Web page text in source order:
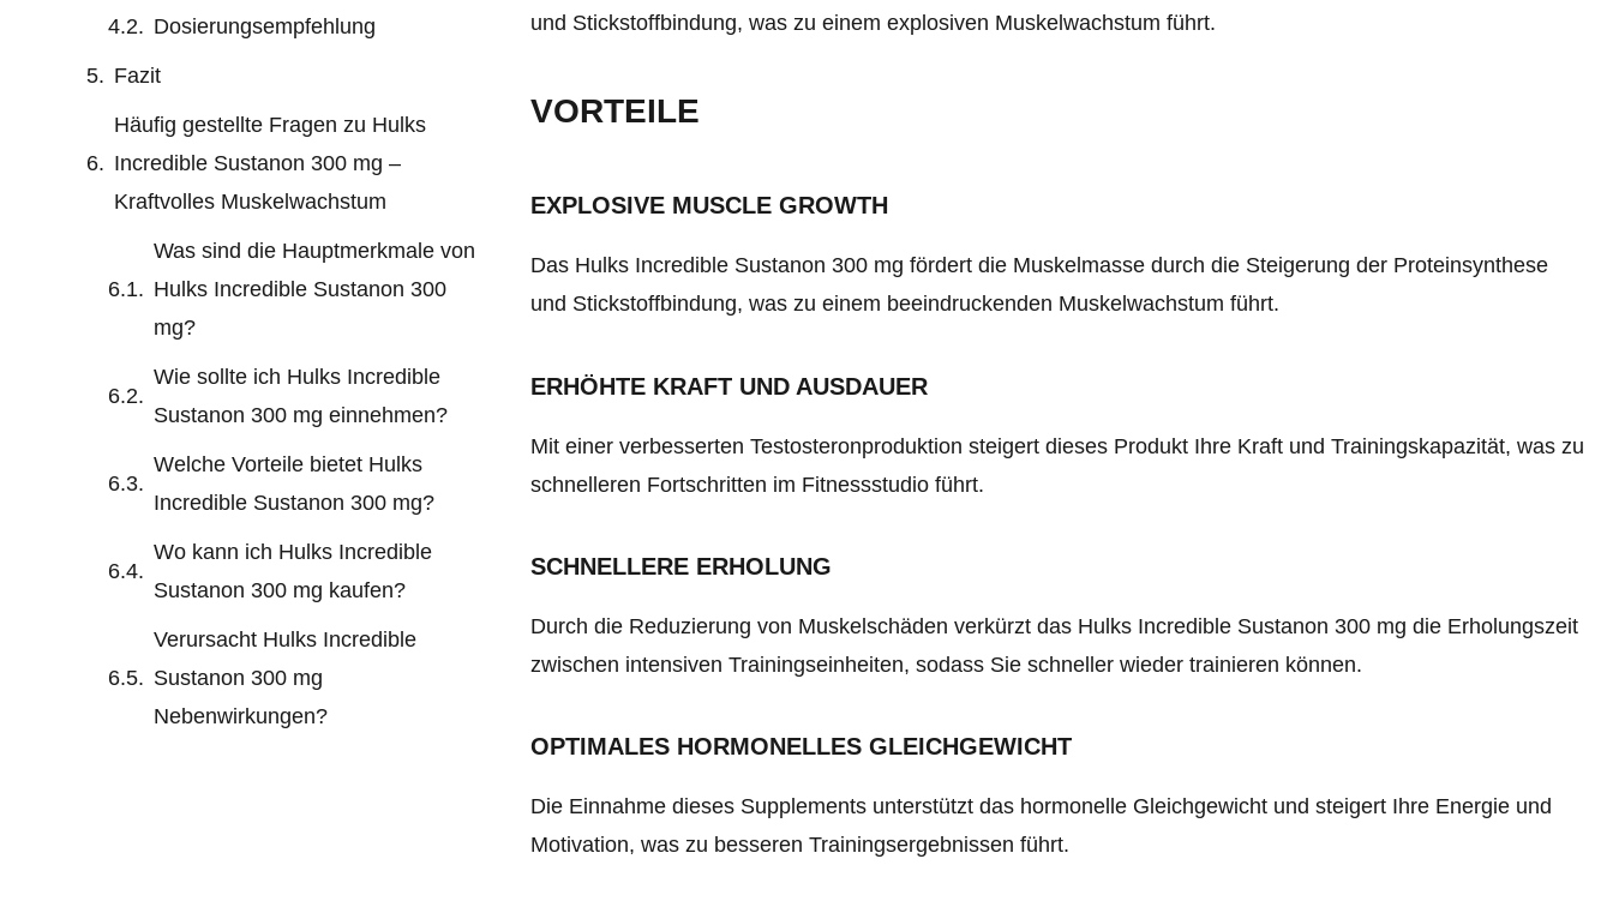
Dosierungsempfehlung
Fazit
Häufig gestellte Fragen zu Hulks
Incredible Sustanon 300 mg –
Kraftvolles Muskelwachstum
Was sind die Hauptmerkmale von
Hulks Incredible Sustanon 300
mg?
Wie sollte ich Hulks Incredible
Sustanon 300 mg einnehmen?
Welche Vorteile bietet Hulks
Incredible Sustanon 300 mg?
Wo kann ich Hulks Incredible
Sustanon 300 mg kaufen?
Verursacht Hulks Incredible
Sustanon 300 mg
Nebenwirkungen?
und Stickstoffbindung, was zu einem explosiven Muskelwachstum führt.
VORTEILE
EXPLOSIVE MUSCLE GROWTH
Das Hulks Incredible Sustanon 300 mg fördert die Muskelmasse durch die Steigerung der Proteinsynthese
und Stickstoffbindung, was zu einem beeindruckenden Muskelwachstum führt.
ERHÖHTE KRAFT UND AUSDAUER
Mit einer verbesserten Testosteronproduktion steigert dieses Produkt Ihre Kraft und Trainingskapazität, was zu
schnelleren Fortschritten im Fitnessstudio führt.
SCHNELLERE ERHOLUNG
Durch die Reduzierung von Muskelschäden verkürzt das Hulks Incredible Sustanon 300 mg die Erholungszeit
zwischen intensiven Trainingseinheiten, sodass Sie schneller wieder trainieren können.
OPTIMALES HORMONELLES GLEICHGEWICHT
Die Einnahme dieses Supplements unterstützt das hormonelle Gleichgewicht und steigert Ihre Energie und
Motivation, was zu besseren Trainingsergebnissen führt.